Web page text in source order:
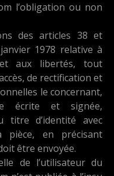
l’obligation ou non
des articles 38 et
1978 relative à
et aux libertés, tout
de rectification et
le concernant,
écrite et signée,
titre d’identité avec
en précisant
être envoyée.
de l’utilisateur du